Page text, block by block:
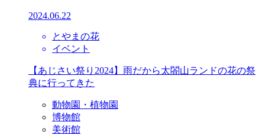
2024.06.22
とやまの花
イベント
【あじさい祭り2024】雨だから太閤山ランドの花の祭
典に行ってきた
動物園・植物園
博物館
美術館